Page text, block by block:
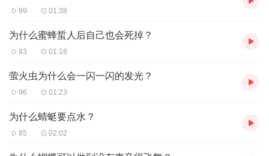
99 01:38
为什么蜜蜂蜇人后自己也会死掉？
83 01:18
萤火虫为什么会一闪一闪的发光？
96 01:23
为什么蜻蜓要点水？
85 02:02